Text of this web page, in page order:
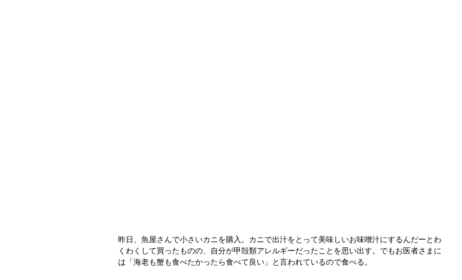
昨日、魚屋さんで小さいカニを購入。カニで出汁をとって美味しいお味噌汁にするんだーとわ
くわくして買ったものの、自分が甲殻類アレルギーだったことを思い出す。でもお医者さまに
は「海老も蟹も食べたかったら食べて良い」と言われているので食べる。